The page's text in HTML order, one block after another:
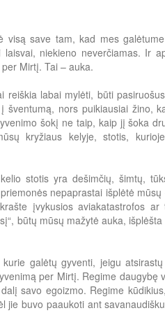
save tam, kad mes
niekieno neverčiamas. Ir
Mirtį. Tai – auka.
labai mylėti, būti
nors puikiausiai žino,
šokį ne taip, kaip jį šoka
kryžiaus kelyje, stotis,
stotis yra dešimčių, šimtų,
nepaprastai išplėtė
įvykusios aviakatastrofos ar
būtų mūsų mažytė auka,
galėtų gyventi, jeigu
per Mirtį. Regime daugybę
savo egoizmo. Regime
jie buvo paaukoti ant